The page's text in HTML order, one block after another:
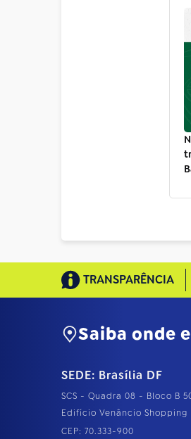
TRANSPARÊNCIA
Saiba onde
SEDE: Brasília DF
SCS - Quadra 08 - Bloco B
Edifício Venâncio Shopping
CEP: 70.333-900